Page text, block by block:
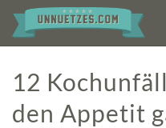
12
den Appetit